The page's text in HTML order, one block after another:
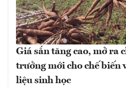
Giá sắn tăng cao, mở ra
trưởng mới cho chế biến
liệu sinh học